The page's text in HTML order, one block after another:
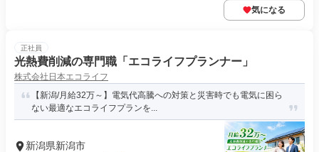
気になる
正社員
光熱費削減の専門職「エコライフプランナー」
株式会社日本エコライフ
【新潟/月給32万～】電気代高騰への対策と災害時でも電気に困ら
ない最適なエコライフプランを...
新潟県新潟市